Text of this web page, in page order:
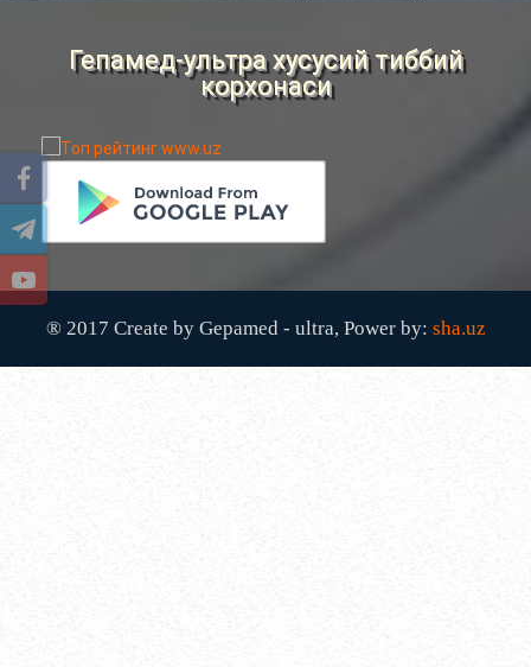
НОСТАНДАРТ УСУЛЛАРИ....
Гепамед-ультра хусусий тиббий
корхонаси
® 2017 Create by Gepamed - ultra, Power by: sha.uz